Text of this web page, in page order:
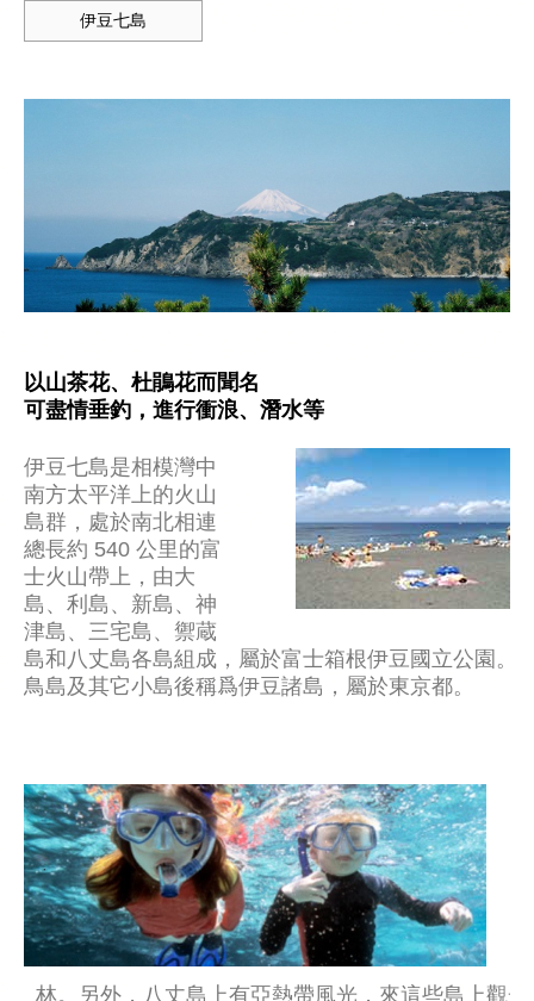
伊豆七島
以山茶花、杜鵑花而聞名
可盡情垂釣，進行衝浪、潛水等
伊豆七島是相模灣中
南方太平洋上的火山
島群，處於南北相連
總長約 540 公里的富
士火山帶上，由大
島、利島、新島、神
津島、三宅島、禦蔵
島和八丈島各島組成，屬於富士箱根伊豆國立公園。
鳥島及其它小島後稱爲伊豆諸島，屬於東京都。
林。另外，八丈島上有亞熱帶風光，來這些島上觀